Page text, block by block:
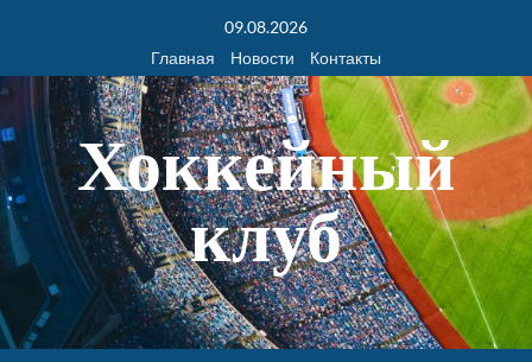
09.08.2026
Главная
Новости Контакты
Хоккейный
клуб